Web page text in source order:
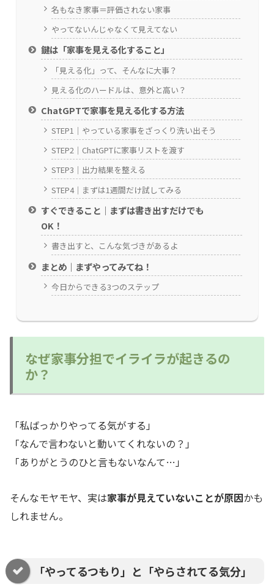
名もなき家事＝評価されない家事
やってないんじゃなくて見えてない
鍵は「家事を見える化すること」
「見える化」って、そんなに大事？
見える化のハードルは、意外と高い？
ChatGPTで家事を見える化する方法
STEP1｜やっている家事をざっくり洗い出そう
STEP2｜ChatGPTに家事リストを渡す
STEP3｜出力結果を整える
STEP4｜まずは1週間だけ試してみる
すぐできること｜まずは書き出すだけでも
OK！
書き出すと、こんな気づきがあるよ
まとめ｜まずやってみてね！
今日からできる3つのステップ
なぜ家事分担でイライラが起きるの
か？
「私ばっかりやってる気がする」
「なんで言わないと動いてくれないの？」
「ありがとうのひと言もないなんて…」
そんなモヤモヤ、実は家事が見えていないことが原因かも
しれません。
「やってるつもり」と「やらされてる気分」